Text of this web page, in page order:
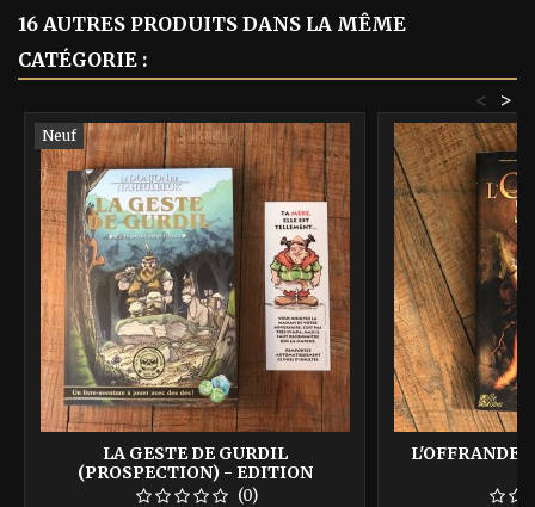
l'intérieur, les cartes géopolitiques
16 AUTRES PRODUITS DANS LA MÊME
CATÉGORIE :
>
<
Neuf
LA GESTE DE GURDIL
(PROSPECTION) - EDITION
MITHRIL- POUR NAHEULBEUK
(0)
L'OFFRANDE